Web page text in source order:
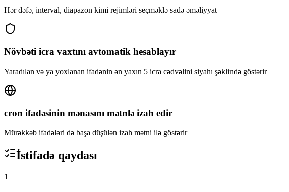
Hər dəfə, interval, diapazon kimi rejimləri seçməklə sadə əməliyyat
Növbəti icra vaxtını avtomatik hesablayır
Yaradılan və ya yoxlanan ifadənin ən yaxın 5 icra cədvəlini siyahı şəklində göstərir
cron ifadəsinin mənasını mətnlə izah edir
Mürəkkəb ifadələri də başa düşülən izah mətni ilə göstərir
İstifadə qaydası
1